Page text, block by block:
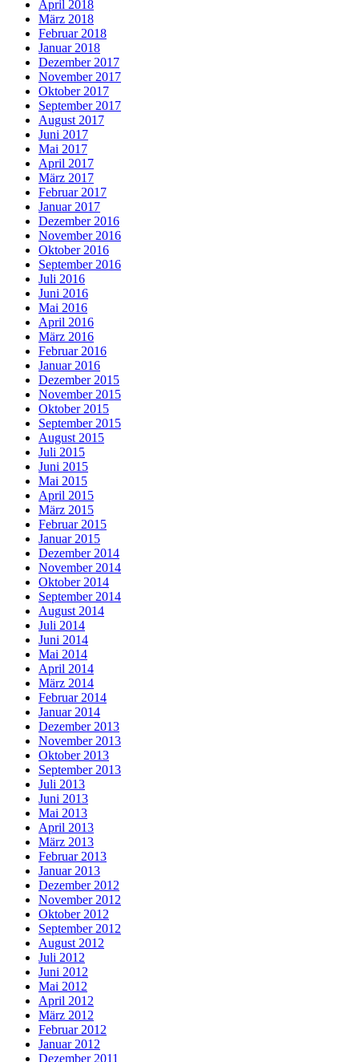
April 2018
März 2018
Februar 2018
Januar 2018
Dezember 2017
November 2017
Oktober 2017
September 2017
August 2017
Juni 2017
Mai 2017
April 2017
März 2017
Februar 2017
Januar 2017
Dezember 2016
November 2016
Oktober 2016
September 2016
Juli 2016
Juni 2016
Mai 2016
April 2016
März 2016
Februar 2016
Januar 2016
Dezember 2015
November 2015
Oktober 2015
September 2015
August 2015
Juli 2015
Juni 2015
Mai 2015
April 2015
März 2015
Februar 2015
Januar 2015
Dezember 2014
November 2014
Oktober 2014
September 2014
August 2014
Juli 2014
Juni 2014
Mai 2014
April 2014
März 2014
Februar 2014
Januar 2014
Dezember 2013
November 2013
Oktober 2013
September 2013
Juli 2013
Juni 2013
Mai 2013
April 2013
März 2013
Februar 2013
Januar 2013
Dezember 2012
November 2012
Oktober 2012
September 2012
August 2012
Juli 2012
Juni 2012
Mai 2012
April 2012
März 2012
Februar 2012
Januar 2012
Dezember 2011